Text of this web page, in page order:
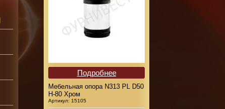
Подробнее
Мебельная опора N313 PL D50
Н-80 Хром
Артикул: 15105